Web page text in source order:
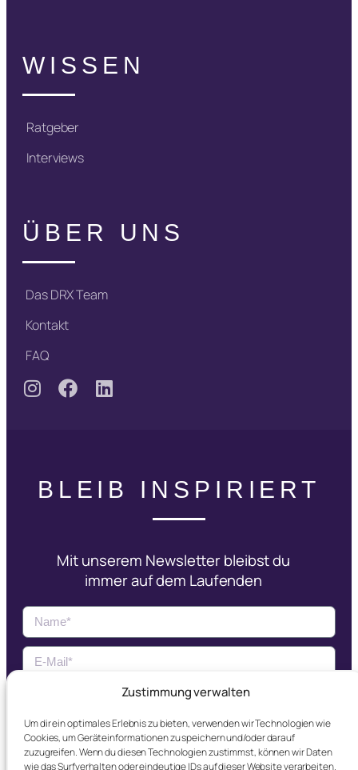
Zustimmung verwalten
Um dir ein optimales Erlebnis zu bieten, verwenden wir Technologien wie
Cookies, um Geräteinformationen zu speichern und/oder darauf
zuzugreifen. Wenn du diesen Technologien zustimmst, können wir Daten
wie das Surfverhalten oder eindeutige IDs auf dieser Website verarbeiten.
WISSEN
Ratgeber
Interviews
ÜBER UNS
Das DRX Team
Kontakt
FAQ
BLEIB INSPIRIERT
Mit unserem Newsletter bleibst du
immer auf dem Laufenden
Jetzt Abonnieren
Ich erkläre mich mit derDatenschutzerklärung
einverstanden.